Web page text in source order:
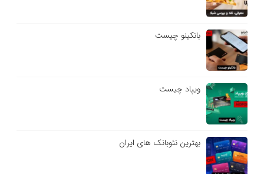
بانکینو چیست
ویپاد چیست
بهترین نئوبانک های ایران